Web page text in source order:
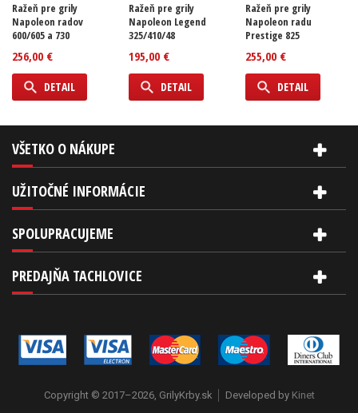
Ražeň pre grily
Napoleon radov
600/605 a 730
256,00 €
DETAIL
Ražeň pre grily
Napoleon Legend
325/410/48
195,00 €
DETAIL
Ražeň pre grily
Napoleon radu
Prestige 825
255,00 €
DETAIL
VŠETKO O NÁKUPE
UŽITOČNÉ INFORMÁCIE
SPOLUPRACUJEME
PREDAJŇA TACHLOVICE
Copyright © 2017–2026, GrilyKrby.sk Developed by Kinet